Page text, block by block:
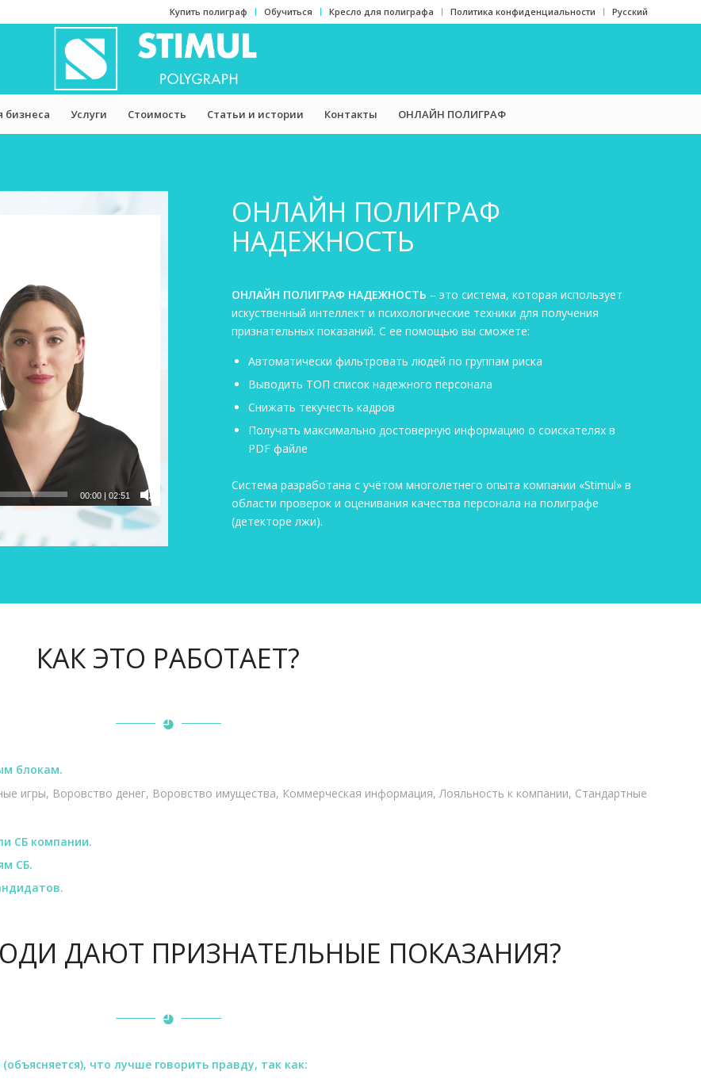
Купить полиграф Обучиться Кресло для полиграфа Политика конфиденциальности Русский
бизнеса Услуги Стоимость Статьи и истории Контакты ОНЛАЙН ПОЛИГРАФ
00:00 | 02:51
ОНЛАЙН ПОЛИГРАФ
НАДЕЖНОСТЬ
ОНЛАЙН ПОЛИГРАФ НАДЕЖНОСТЬ – это система, которая использует
искуственный интеллект и психологические техники для получения
признательных показаний. С ее помощью вы сможете:
Автоматически фильтровать людей по группам риска
Выводить ТОП список надежного персонала
Снижать текучесть кадров
Получать максимально достоверную информацию о соискателях в
PDF файле
Система разработана с учётом многолетнего опыта компании «Stimul» в
области проверок и оценивания качества персонала на полиграфе
(детекторе лжи).
КАК ЭТО РАБОТАЕТ?
блокам.
игры, Воровство денег, Воровство имущества, Коммерческая информация, Лояльность к компании, Стандартные
СБ компании.
СБ.
ДАЮТ ПРИЗНАТЕЛЬНЫЕ ПОКАЗАНИЯ?
что лучше говорить правду, так как: